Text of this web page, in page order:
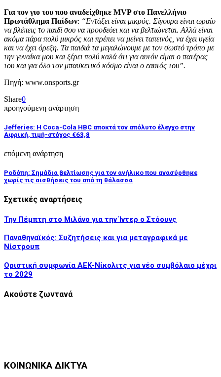
Για τον γιο του που αναδείχθηκε MVPστο Πανελλήνιο
Πρωτάθλημα Παίδων: “Εντάξει είναι μικρός. Σίγουρα είναι ωραίο
να βλέπεις το παιδί σου να προοδεύει και να βελτιώνεται. Αλλά είναι
ακόμα πάρα πολύ μικρός και πρέπει να μείνει ταπεινός, να έχει υγεία
και να έχει όρεξη. Τα παιδιά τα μεγαλώνουμε με τον σωστό τρόπο με
την γυναίκα μου και ξέρει πολύ καλά ότι για αυτόν είμαι ο πατέρας
του και για όλο τον μπασκετικό κόσμο είναι ο εαυτός του”.
Πηγή: www.onsports.gr
Share0
προηγούμενη ανάρτηση
Jefferies: Η Coca-Cola HBC αποκτά τον απόλυτο έλεγχο στην
Αφρική, τιμή-στόχος €63,8
επόμενη ανάρτηση
Ροδόπη: Σημάδια βελτίωσης για τον ανήλικο που ανασύρθηκε
χωρίς τις αισθήσεις του από τη θάλασσα
Σχετικές αναρτήσεις
Την Πέμπτη στο Μιλάνο για την Ίντερ ο Στόουνς
Παναθηναϊκός: Συζητήσεις και για μεταγραφικά με
Νίστρουπ
Οριστική συμφωνία ΑΕΚ-Νίκολιτς για νέο συμβόλαιο μέχρι
το 2029
Ακούστε ζωντανά
ΚΟΙΝΩΝΙΚΑ ΔΙΚΤΥΑ